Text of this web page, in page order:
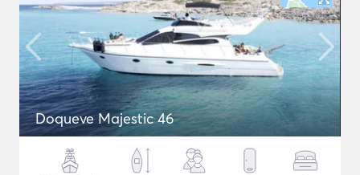
Doqueve Majestic 46